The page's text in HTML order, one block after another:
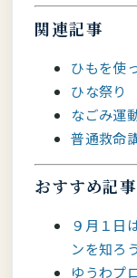
関連記事
ひもを使
ひな祭り
なごみ運
普通救命
おすすめ記事
９月１日
ンを知ろう
ゆうわプ